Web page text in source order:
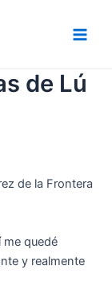
de Lú
de la Frontera
quedé
y realmente